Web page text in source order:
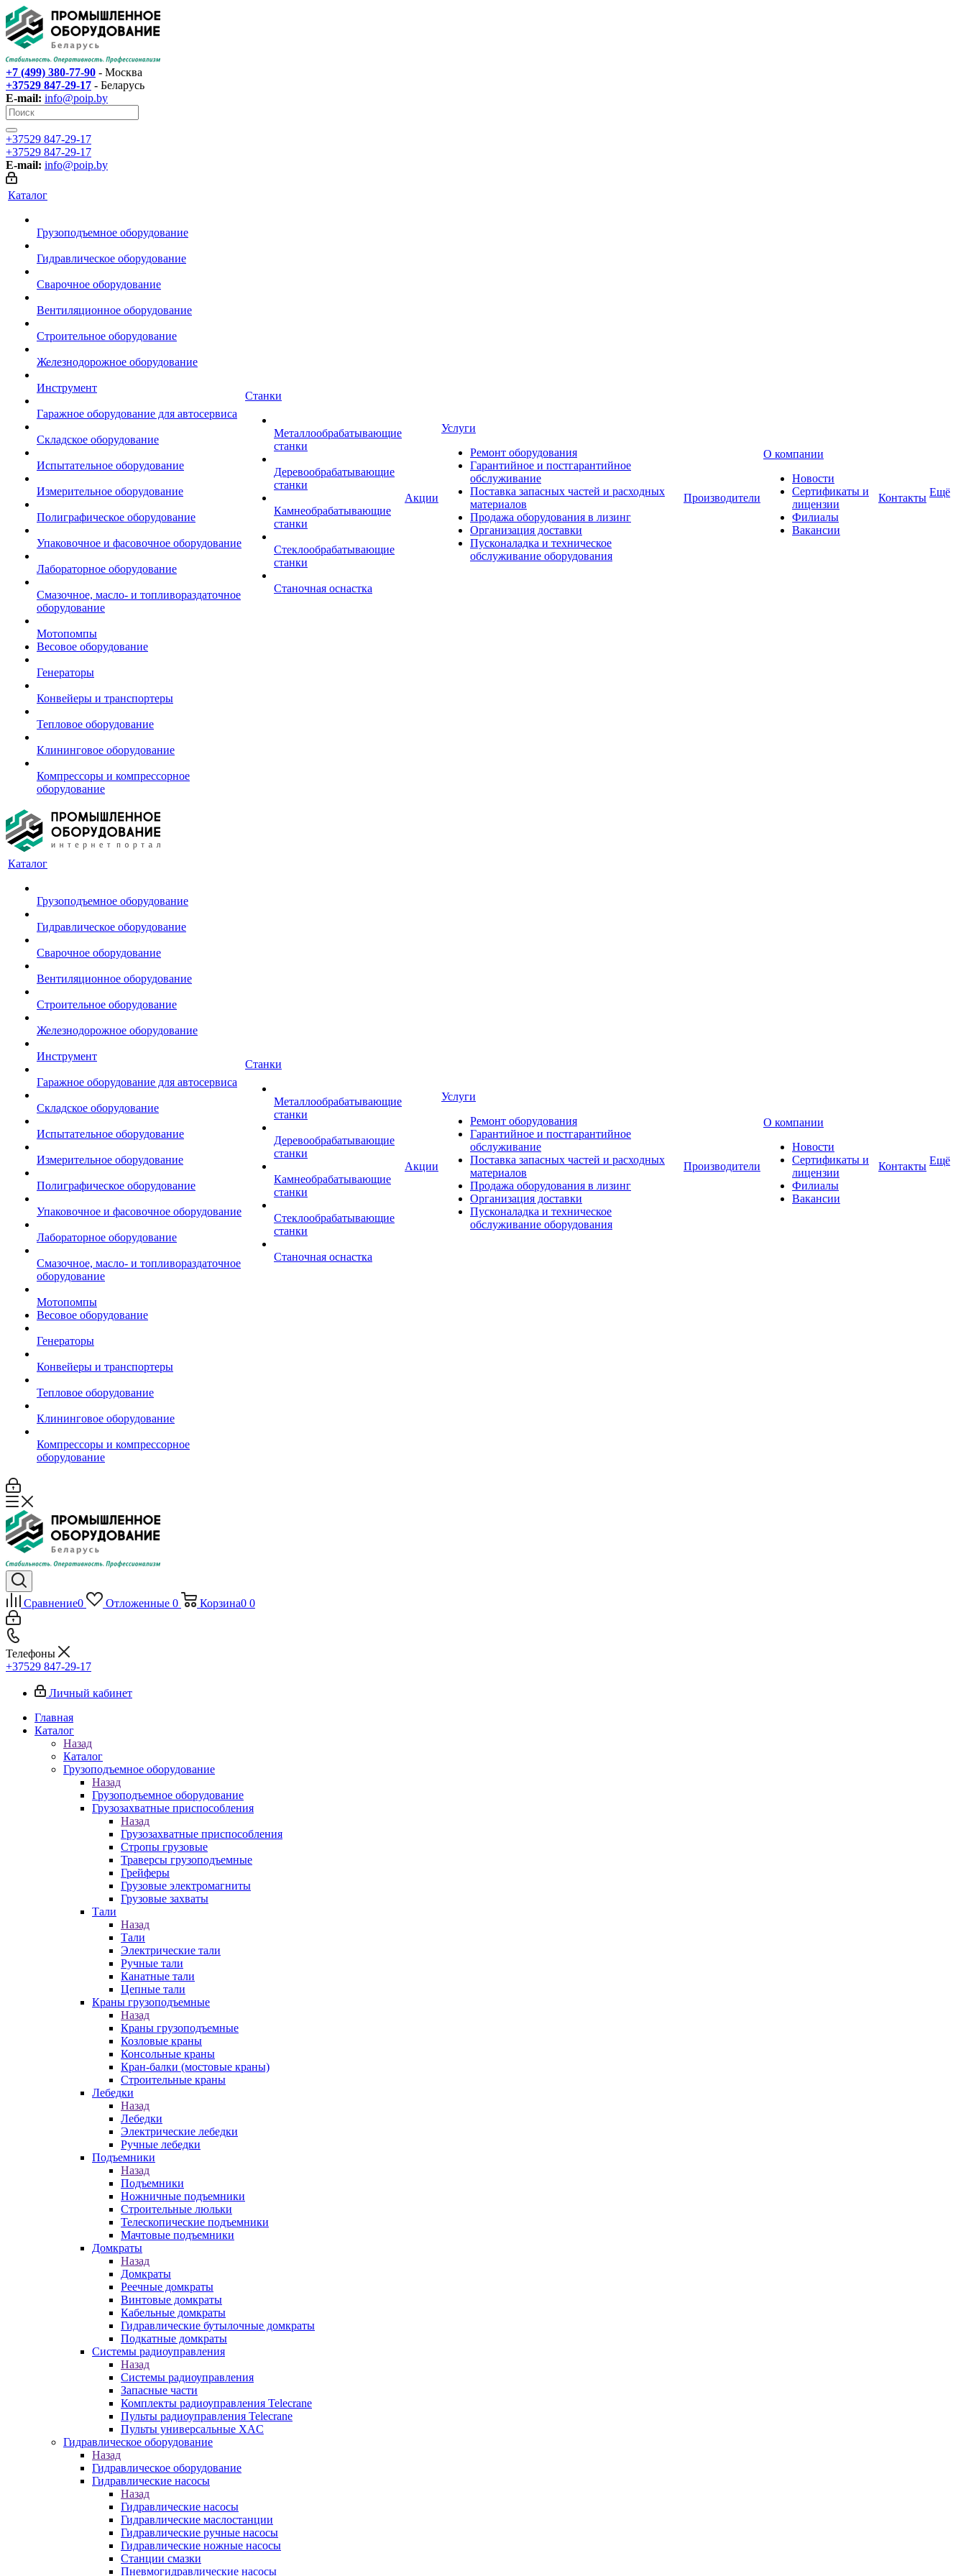
+7 (499) 380-77-90 - Москва
+37529 847-29-17‬ - Беларусь
E-mail: info@poip.by
+37529 847-29-17‬
+37529 847-29-17‬
E-mail: info@poip.by
Каталог
Грузоподъемное оборудование
Гидравлическое оборудование
Сварочное оборудование
Вентиляционное оборудование
Строительное оборудование
Железнодорожное оборудование
Инструмент
Гаражное оборудование для автосервиса
Складское оборудование
Испытательное оборудование
Измерительное оборудование
Полиграфическое оборудование
Упаковочное и фасовочное оборудование
Лабораторное оборудование
Смазочное, масло- и топливораздаточное
оборудование
Мотопомпы
Весовое оборудование
Генераторы
Конвейеры и транспортеры
Тепловое оборудование
Клининговое оборудование
Компрессоры и компрессорное
оборудование
Станки
Металлообрабатывающие
станки
Деревообрабатывающие
станки
Камнеобрабатывающие
станки
Стеклообрабатывающие
станки
Станочная оснастка
Акции
Услуги
Ремонт оборудования
Гарантийное и постгарантийное
обслуживание
Поставка запасных частей и расходных
материалов
Продажа оборудования в лизинг
Организация доставки
Пусконаладка и техническое
обслуживание оборудования
Производители
О компании
Новости
Сертификаты и
лицензии
Филиалы
Вакансии
Контакты Ещё
Каталог
Грузоподъемное оборудование
Гидравлическое оборудование
Сварочное оборудование
Вентиляционное оборудование
Строительное оборудование
Железнодорожное оборудование
Инструмент
Гаражное оборудование для автосервиса
Складское оборудование
Испытательное оборудование
Измерительное оборудование
Полиграфическое оборудование
Упаковочное и фасовочное оборудование
Лабораторное оборудование
Смазочное, масло- и топливораздаточное
оборудование
Мотопомпы
Весовое оборудование
Генераторы
Конвейеры и транспортеры
Тепловое оборудование
Клининговое оборудование
Компрессоры и компрессорное
оборудование
Станки
Металлообрабатывающие
станки
Деревообрабатывающие
станки
Камнеобрабатывающие
станки
Стеклообрабатывающие
станки
Станочная оснастка
Акции
Услуги
Ремонт оборудования
Гарантийное и постгарантийное
обслуживание
Поставка запасных частей и расходных
материалов
Продажа оборудования в лизинг
Организация доставки
Пусконаладка и техническое
обслуживание оборудования
Производители
О компании
Новости
Сертификаты и
лицензии
Филиалы
Вакансии
Контакты Ещё
Сравнение0 Отложенные 0 Корзина0 0
Телефоны
+37529 847-29-17‬
Личный кабинет
Главная
Каталог
Назад
Каталог
Грузоподъемное оборудование
Назад
Грузоподъемное оборудование
Грузозахватные приспособления
Назад
Грузозахватные приспособления
Стропы грузовые
Траверсы грузоподъемные
Грейферы
Грузовые электромагниты
Грузовые захваты
Тали
Назад
Тали
Электрические тали
Ручные тали
Канатные тали
Цепные тали
Краны грузоподъемные
Назад
Краны грузоподъемные
Козловые краны
Консольные краны
Кран-балки (мостовые краны)
Строительные краны
Лебедки
Назад
Лебедки
Электрические лебедки
Ручные лебедки
Подъемники
Назад
Подъемники
Ножничные подъемники
Строительные люльки
Телескопические подъемники
Мачтовые подъемники
Домкраты
Назад
Домкраты
Реечные домкраты
Винтовые домкраты
Кабельные домкраты
Гидравлические бутылочные домкраты
Подкатные домкраты
Системы радиоуправления
Назад
Системы радиоуправления
Запасные части
Комплекты радиоуправления Telecrane
Пульты радиоуправления Telecrane
Пульты универсальные XAC
Гидравлическое оборудование
Назад
Гидравлическое оборудование
Гидравлические насосы
Назад
Гидравлические насосы
Гидравлические маслостанции
Гидравлические ручные насосы
Гидравлические ножные насосы
Станции смазки
Пневмогидравлические насосы